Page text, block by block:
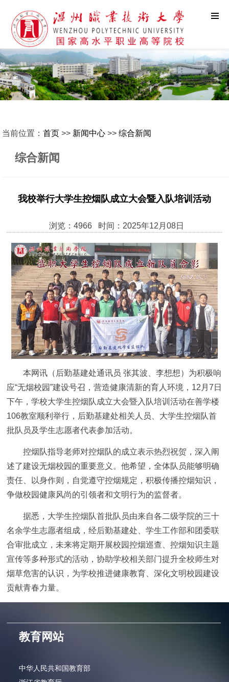
当前位置：首页 >> 新闻中心 >>综合新闻
综合新闻
我校举行大学生控烟队成立大会暨入队培训活动
浏览：4966 时间：2025年12月08日
本网讯（后勤基建处通讯员 张其波、李想想）为积极响
应“无烟校园”建设号召，营造健康清新的育人环境，12月7日
下午，学校大学生控烟队成立大会暨入队培训活动在善学楼
106教室顺利举行，后勤基建处相关人员、大学生控烟队首
批队员及学生志愿者代表参加活动。
控烟队指导老师对控烟队的成立表示热烈祝贺，深入阐
述了建设无烟校园的重要意义。他希望，全体队员能够明确
责任、以身作则，自觉遵守控烟规定，积极传播控烟知识，
争做校园健康风尚的引领者和文明行为的监督者。
据悉，大学生控烟队首批队员由来自各二级学院的三十
名余学生志愿者组成，经后勤基建处、学生工作部和团委联
合审批成立，未来将定期开展校园控烟巡查、控烟知识主题
宣传等多种形式的活动，协助学校相关部门提升全校师生对
烟草危害的认识，为学校推进健康教育、深化文明校园建设
贡献青春力量。
教育网站
中华人民共和国教育部